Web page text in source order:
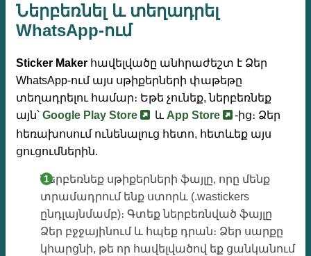
Ներբեռնել և տեղադրել
WhatsApp-ում
Sticker Maker հավելվածը անհրաժեշտ է Ձեր
WhatsApp-ում այս սթիքերների փաթեթը
տեղադրելու համար։ Եթե ​​չունեք, ներբեռնեք
այն՝ Google Play Store և App Store
-ից։ Ձեր
հեռախոսում ունենալուց հետո, հետևեք այս
ցուցումներին.
Ներբեռնեք սթիքերների ֆայլը, որը մենք
տրամադրում ենք ստորև (.wastickers
ընդլայնմամբ)։ Գտեք ներբեռնված ֆայլը
Ձեր բջջայինում և հպեք դրան։ Ձեր սարքը
կհարցնի, թե որ հավելվածով եք ցանկանում